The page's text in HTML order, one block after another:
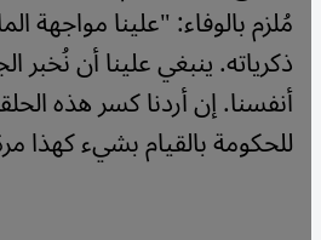
مُلزم بالوفاء: "علينا مواجهة
ذكرياته. ينبغي علينا أن نُخبر
أنفسنا. إن أردنا كسر هذه
للحكومة بالقيام بشيء كهذا